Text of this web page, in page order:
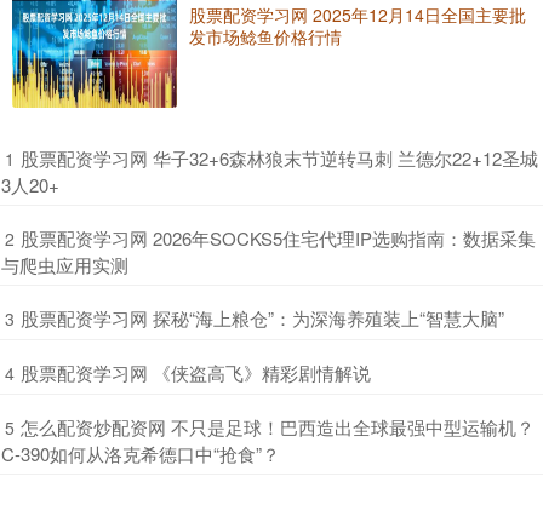
股票配资学习网 2025年12月14日全国主要批
发市场鲶鱼价格行情
1 ​股票配资学习网 华子32+6森林狼末节逆转马刺 兰德尔22+12圣城
3人20+
2 ​股票配资学习网 2026年SOCKS5住宅代理IP选购指南：数据采集
与爬虫应用实测
3 ​股票配资学习网 探秘“海上粮仓”：为深海养殖装上“智慧大脑”
4 ​股票配资学习网 《侠盗高飞》精彩剧情解说
5 ​怎么配资炒配资网 不只是足球！巴西造出全球最强中型运输机？
C-390如何从洛克希德口中“抢食”？